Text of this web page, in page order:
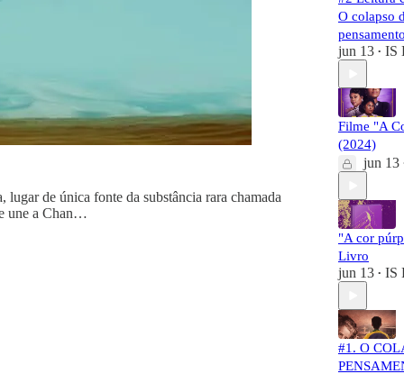
de única fonte da substância rara chamada
une a Chan…
O colapso
jun 13 • IS
Filme "A
(2024)
jun 13
"A cor
Livro
jun 13 • IS
#1. O